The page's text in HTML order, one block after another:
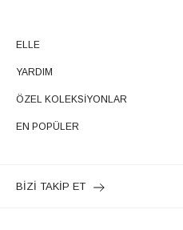
ELLE
YARDIM
ÖZEL KOLEKSİYONLAR
EN POPÜLER
BİZİ TAKİP ET